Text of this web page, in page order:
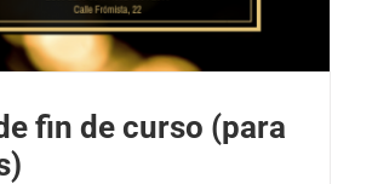
fin de curso (para